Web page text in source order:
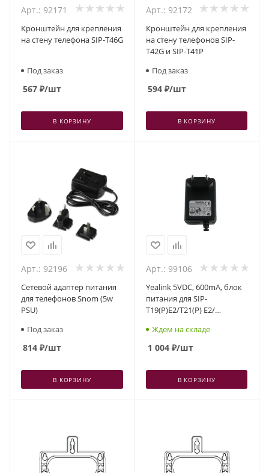
Арт.: 92171
Кронштейн для крепления
на стену телефона SIP-T46G
Под заказ
567 ₽/шт
В КОРЗИНУ
Арт.: 92172
Кронштейн для крепления
на стену телефонов SIP-
T42G и SIP-T41P
Под заказ
594₽/шт
В КОРЗИНУ
Арт.: 92196
Сетевой адаптер питания
для телефонов Snom (5w
PSU)
Под заказ
814 ₽/шт
В КОРЗИНУ
Арт.: 99106
Yealink 5VDC, 600mA, блок
питания для SIP-
T19(P)E2/T21(P) E2/
Ждем на складе
1 004₽/шт
В КОРЗИНУ